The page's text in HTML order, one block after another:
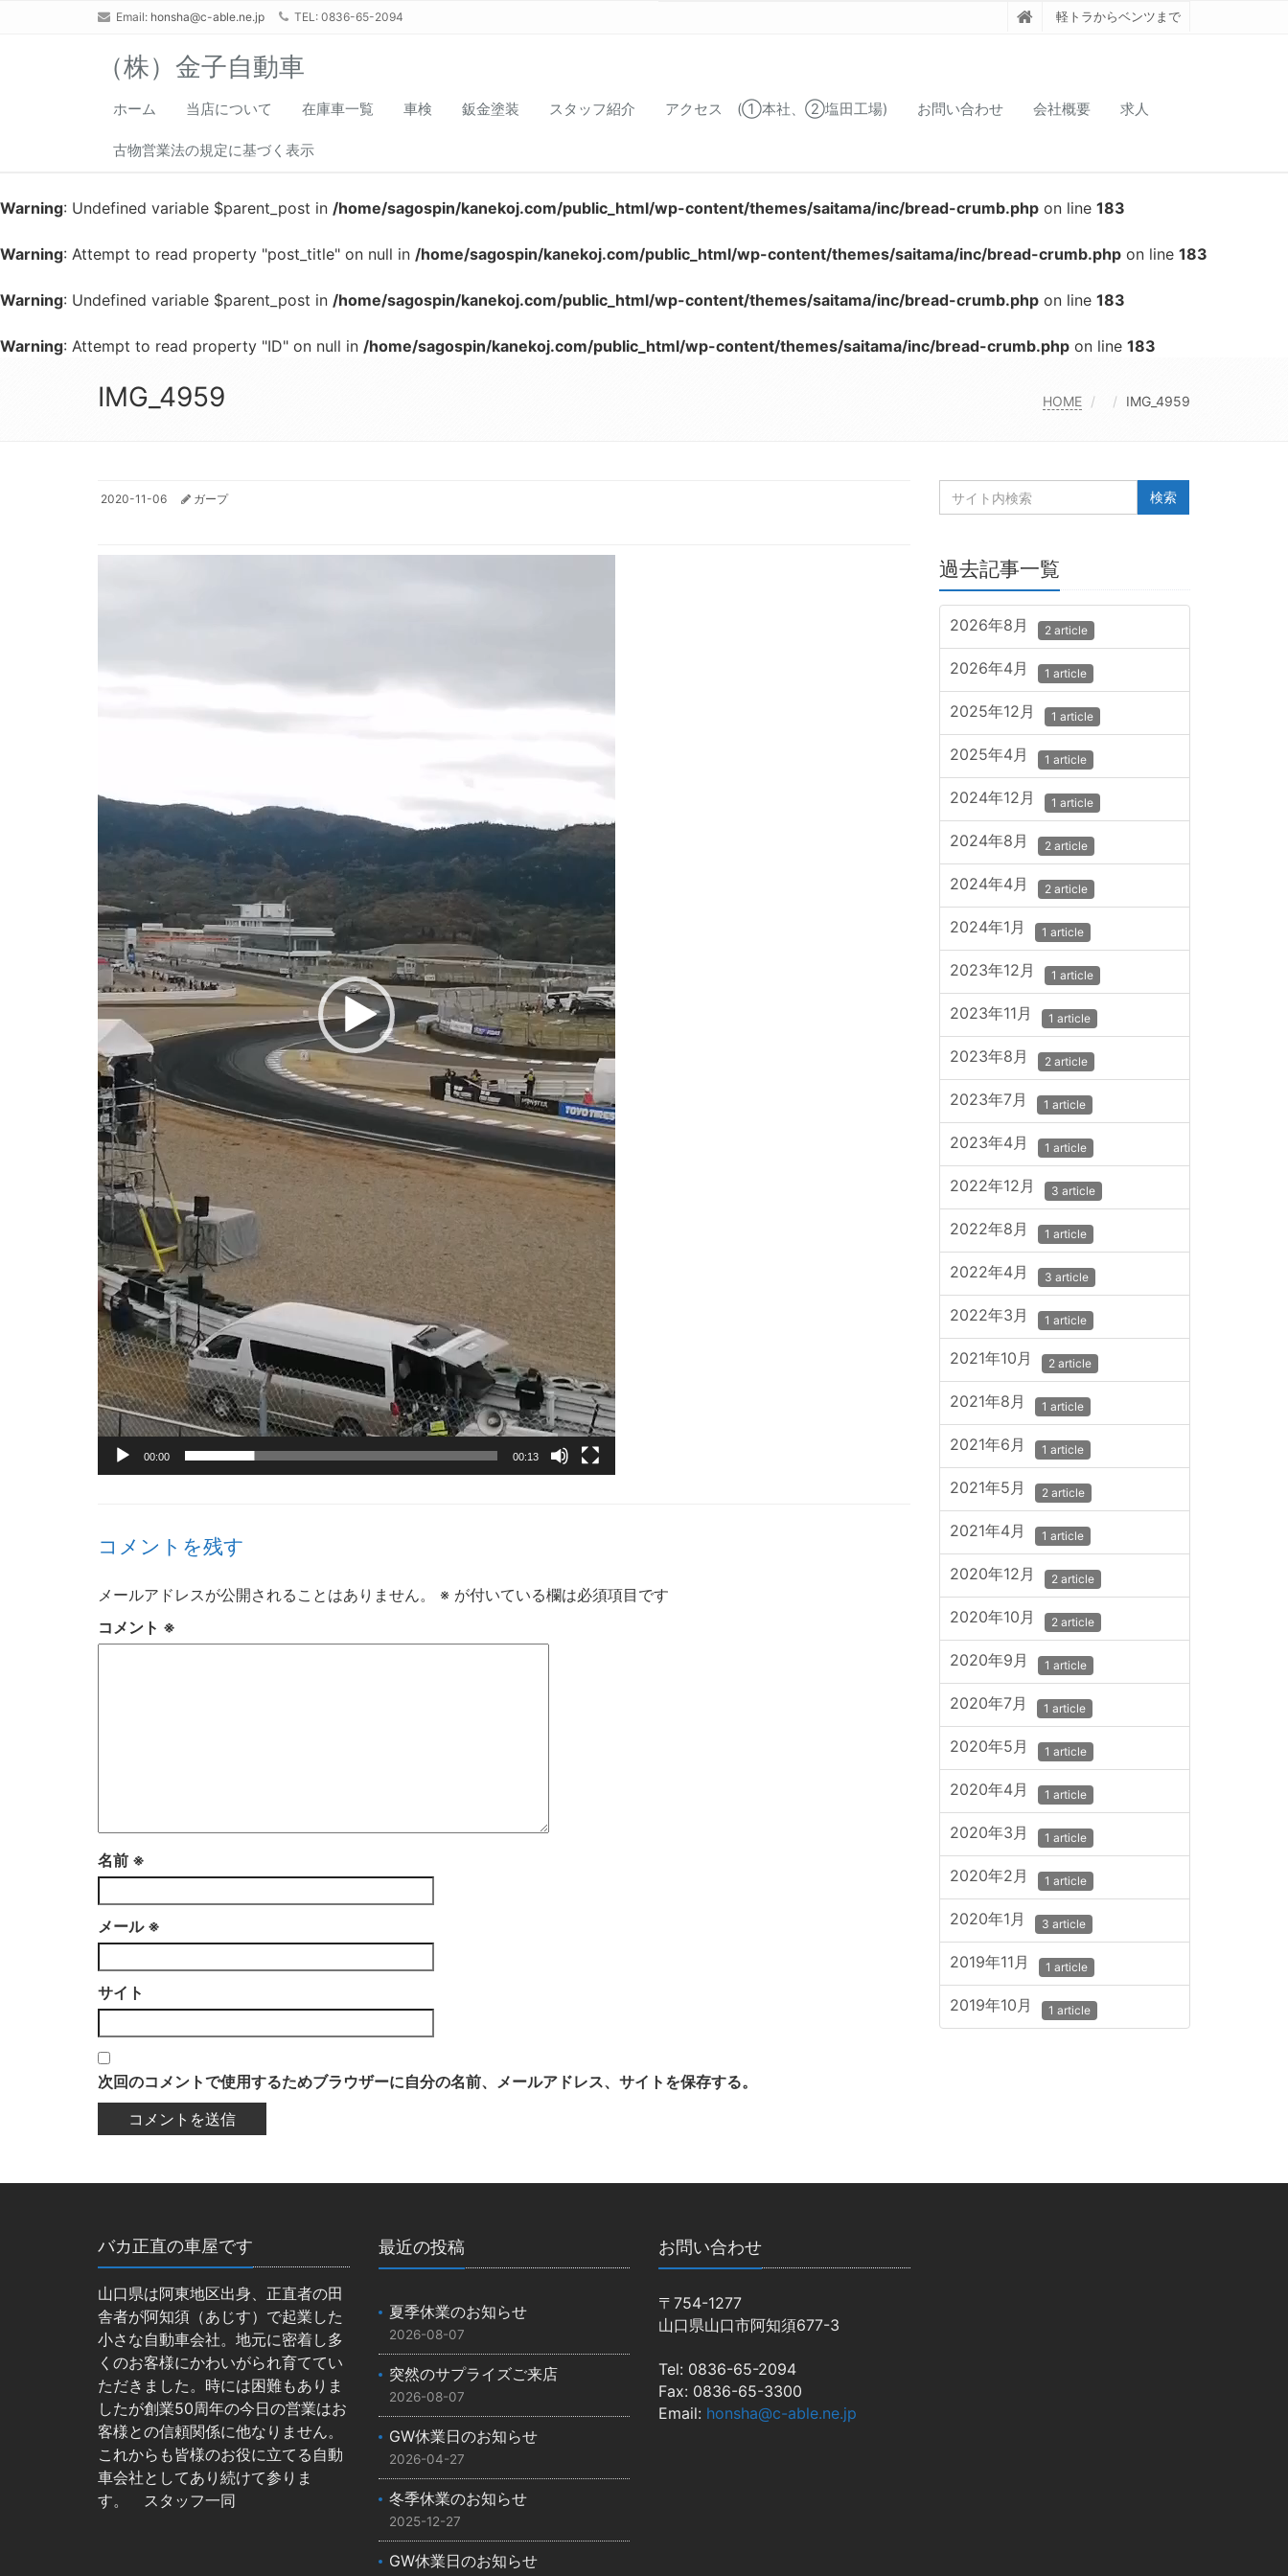
Email: honsha@c-able.ne.jp TEL: 0836-65-2094 軽トラからベンツまで
（株）金子自動車
ホーム 当店について 在庫車一覧 車検 鈑金塗装 スタッフ紹介 アクセス (①本社、②塩田工場) お問い合わせ 会社概要 求人
古物営業法の規定に基づく表示
Warning: Undefined variable $parent_post in /home/sagospin/kanekoj.com/public_html/wp-content/themes/saitama/inc/bread-crumb.php on line 183
Warning: Attempt to read property "post_title" on null in /home/sagospin/kanekoj.com/public_html/wp-content/themes/saitama/inc/bread-crumb.php on line 183
Warning: Undefined variable $parent_post in /home/sagospin/kanekoj.com/public_html/wp-content/themes/saitama/inc/bread-crumb.php on line 183
Warning: Attempt to read property "ID" on null in /home/sagospin/kanekoj.com/public_html/wp-content/themes/saitama/inc/bread-crumb.php on line 183
IMG_4959 HOME IMG_4959
2020-11-06 ガープ
00:00 00:13
コメントを残す
メールアドレスが公開されることはありません。 ※ が付いている欄は必須項目です
コメント ※
名前 ※
メール ※
サイト
次回のコメントで使用するためブラウザーに自分の名前、メールアドレス、サイトを保存する。
過去記事一覧
2026年8月 2 article
2026年4月 1 article
2025年12月 1 article
2025年4月 1 article
2024年12月 1 article
2024年8月 2 article
2024年4月 2 article
2024年1月 1 article
2023年12月 1 article
2023年11月 1 article
2023年8月 2 article
2023年7月 1 article
2023年4月 1 article
2022年12月 3 article
2022年8月 1 article
2022年4月 3 article
2022年3月 1 article
2021年10月 2 article
2021年8月 1 article
2021年6月 1 article
2021年5月 2 article
2021年4月 1 article
2020年12月 2 article
2020年10月 2 article
2020年9月 1 article
2020年7月 1 article
2020年5月 1 article
2020年4月 1 article
2020年3月 1 article
2020年2月 1 article
2020年1月 3 article
2019年11月 1 article
2019年10月 1 article
バカ正直の車屋です
山口県は阿東地区出身、正直者の田
舎者が阿知須（あじす）で起業した
小さな自動車会社。地元に密着し多
くのお客様にかわいがられ育ててい
ただきました。時には困難もありま
したが創業50周年の今日の営業はお
客様との信頼関係に他なりません。
これからも皆様のお役に立てる自動
車会社としてあり続けて参りま
す。 スタッフ一同
最近の投稿
夏季休業のお知らせ
2026-08-07
突然のサプライズご来店
2026-08-07
GW休業日のお知らせ
2026-04-27
冬季休業のお知らせ
2025-12-27
GW休業日のお知らせ
お問い合わせ
〒754-1277
山口県山口市阿知須677-3
Tel: 0836-65-2094
Fax: 0836-65-3300
Email: honsha@c-able.ne.jp